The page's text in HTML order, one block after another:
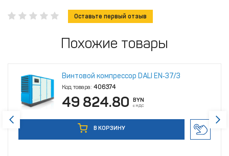
Оставьте первый отзыв
Похожие товары
Винтовой компрессор DALI EN‑37/3
Код товара: 406374
49 824.80 BYN
с НДС
В КОРЗИНУ